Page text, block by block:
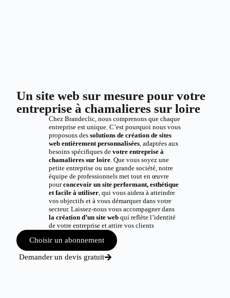
Un site web sur mesure pour votre
entreprise à chamalieres sur loire
Chez Brandeclic, nous comprenons que chaque
entreprise est unique. C’est pourquoi nous vous
proposons des solutions de création de sites
web entièrement personnalisées, adaptées aux
besoins spécifiques de votre entreprise à
chamalieres sur loire. Que vous soyez une
petite entreprise ou une grande société, notre
équipe de professionnels met tout en œuvre
pourconcevoir un site performant, esthétique
et facile à utiliser, qui vous aidera à atteindre
vos objectifs et à vous démarquer dans votre
secteur. Laissez-nous vous accompagner dans
la création d’un site webqui reflète l’identité
de votre entreprise et attire vos clients
Choisir un abonnement
Demander un devis gratuit